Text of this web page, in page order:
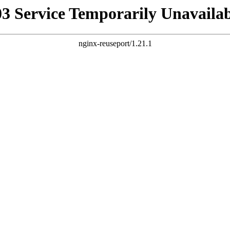
Service Temporarily
nginx-reuseport/1.21.1